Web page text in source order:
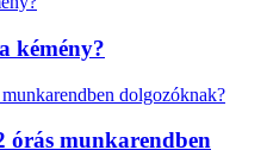
kémény?
órás munkarendben